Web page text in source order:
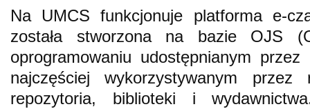
Na UMCS funkcjonuje platforma e-
została stworzona na bazie OJS
oprogramowaniu udostępnianym
najczęściej wykorzystywanym
repozytoria, biblioteki i